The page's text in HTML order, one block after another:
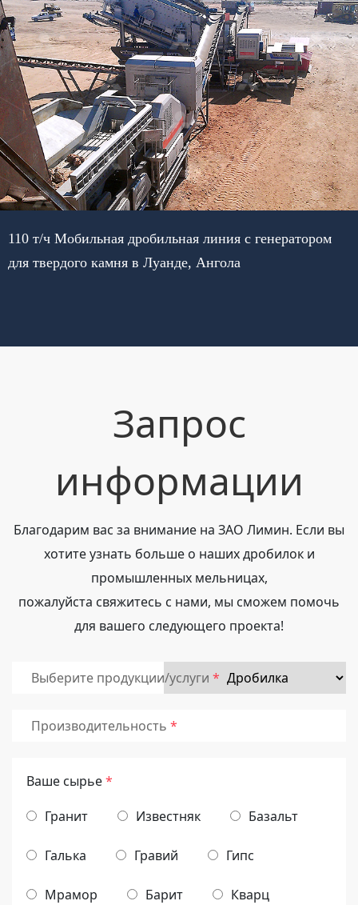
110 т/ч Мобильная дробильная линия с генератором
для твердого камня в Луанде, Ангола
Запрос
информации
Благодарим вас за внимание на ЗАО Лимин. Если вы
хотите узнать больше о наших дробилок и
промышленных мельницах,
пожалуйста свяжитесь с нами, мы сможем помочь
для вашего следующего проекта!
Выберите продукции/услуги
Производительность
Ваше сырье*
Гранит
Известняк Базальт
Галька Гравий Гипс
Мрамор Барит Кварц